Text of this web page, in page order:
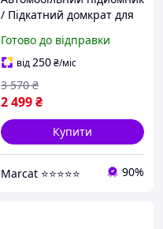
/ Підкатний домкрат для
BOXER BX-456, Чорний /
Гідравлічний домкрат
підкатний 3т
Готово до відправки
від250₴/міс
2 499₴
3 570 ₴
Купити
Marcat ⭐⭐⭐⭐⭐ 90%